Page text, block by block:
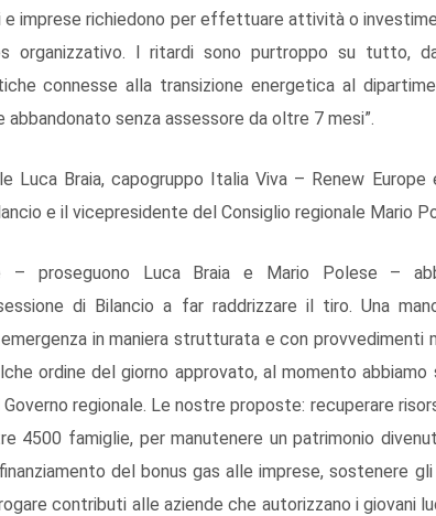
imprese richiedono per effettuare attività o
organizzativo. I ritardi sono purtroppo su tutto,
connesse alla transizione energetica al
senza assessore da oltre 7 mesi”.
Luca Braia, capogruppo Italia Viva – Renew
e il vicepresidente del Consiglio regionale Mario
– proseguono Luca Braia e Mario Polese –
di Bilancio a far raddrizzare il tiro. Una
in maniera strutturata e con provvedimenti
ordine del giorno approvato, al momento abbiamo
regionale. Le nostre proposte: recuperare
4500 famiglie, per manutenere un patrimonio
del bonus gas alle imprese, sostenere
contributi alle aziende che autorizzano i giovani